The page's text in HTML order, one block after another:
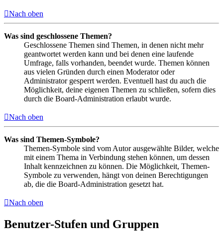
Nach oben
Was sind geschlossene Themen?
Geschlossene Themen sind Themen, in denen nicht mehr
geantwortet werden kann und bei denen eine laufende
Umfrage, falls vorhanden, beendet wurde. Themen können
aus vielen Gründen durch einen Moderator oder
Administrator gesperrt werden. Eventuell hast du auch die
Möglichkeit, deine eigenen Themen zu schließen, sofern dies
durch die Board-Administration erlaubt wurde.
Nach oben
Was sind Themen-Symbole?
Themen-Symbole sind vom Autor ausgewählte Bilder, welche
mit einem Thema in Verbindung stehen können, um dessen
Inhalt kennzeichnen zu können. Die Möglichkeit, Themen-
Symbole zu verwenden, hängt von deinen Berechtigungen
ab, die die Board-Administration gesetzt hat.
Nach oben
Benutzer-Stufen und Gruppen